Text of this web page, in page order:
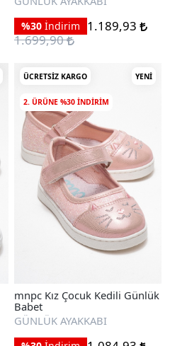
%30 İndirim
1.189,93
1.699,90
ÜCRETSIZ KARGO YENI
2. ÜRÜNE %30 INDIRIM
mnpc Kız Çocuk Kedili Günlük
Babet
GÜNLÜK AYAKKABI